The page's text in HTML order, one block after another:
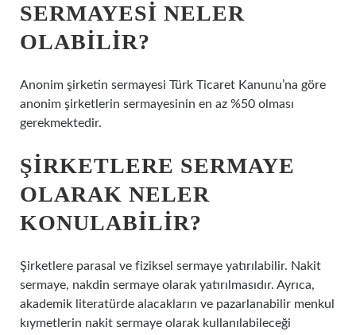
SERMAYESI NELER
OLABILIR?
Anonim şirketin sermayesi Türk Ticaret Kanunu’na göre
anonim şirketlerin sermayesinin en az %50 olması
gerekmektedir.
ŞIRKETLERE SERMAYE
OLARAK NELER
KONULABILIR?
Şirketlere parasal ve fiziksel sermaye yatırılabilir. Nakit
sermaye, nakdin sermaye olarak yatırılmasıdır. Ayrıca,
akademik literatürde alacakların ve pazarlanabilir menkul
kıymetlerin nakit sermaye olarak kullanılabileceği